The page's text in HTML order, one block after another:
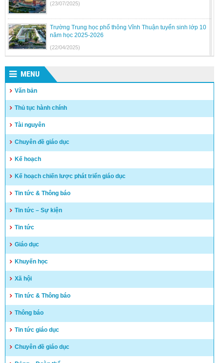
(23/07/2025)
Trường Trung học phổ thông Vĩnh Thuận tuyển sinh lớp 10
năm học 2025-2026
(22/04/2025)
địa bàn tỉnh Kiên Giang
(17/04/2025)
Hướng dẫn tuyển sinh vào lớp 10 trung học phổ thông và
trung học phổ thông chuyên năm học 2025-2026
Kết quả kỳ tuyển dụng viên chức năm 2024 – huyện Vĩnh
Thuận
MENU
Văn bản
Thủ tục hành chính
Tài nguyên
Chuyên đề giáo dục
Kế hoạch
Kế hoạch chiến lược phát triển giáo dục
Tin tức & Thông báo
Tin tức – Sự kiện
Tin tức
Giáo dục
Khuyến học
Xã hội
Tin tức & Thông báo
Thông báo
Tin tức giáo dục
Chuyên đề giáo dục